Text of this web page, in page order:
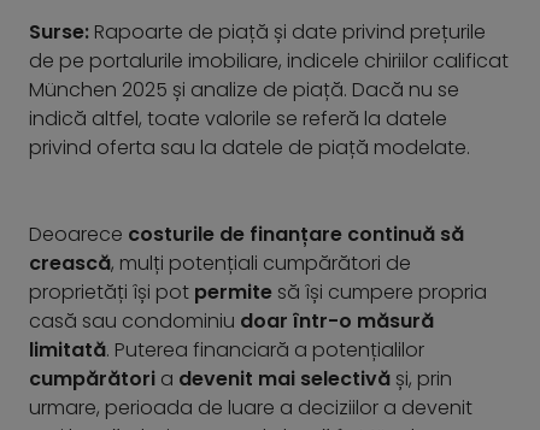
Surse: Rapoarte de piață și date privind prețurile
de pe portalurile imobiliare, indicele chiriilor calificat
München 2025 și analize de piață. Dacă nu se
indică altfel, toate valorile se referă la datele
privind oferta sau la datele de piață modelate.
Deoarece costurile de finanțare continuă să
crească, mulți potențiali cumpărători de
proprietăți își pot permite să își cumpere propria
casă sau condominiu doar într-o măsură
limitată. Puterea financiară a potențialilor
cumpărători a devenit mai selectivă și, prin
urmare, perioada de luare a deciziilor a devenit